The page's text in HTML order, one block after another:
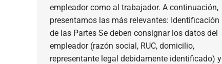
empleador como al trabajador. A continuación,
presentamos las más relevantes: Identificación
de las Partes Se deben consignar los datos del
empleador (razón social, RUC, domicilio,
representante legal debidamente identificado) y